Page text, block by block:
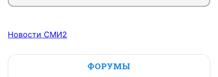
Новости СМИ2
ФОРУМЫ